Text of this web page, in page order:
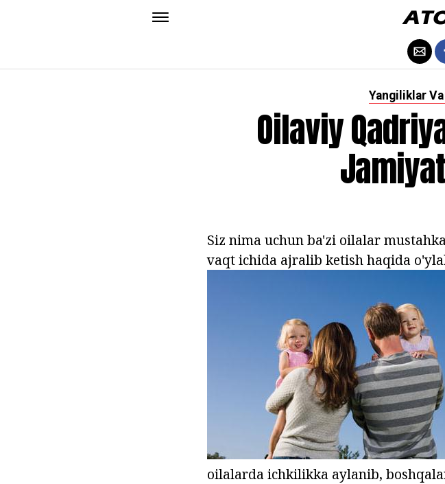
Yangiliklar
Oilaviy
Siz nima uchun ba'zi oilalar
vaqt ichida ajralib ketish haqida
oilalarda ichkilikka aylanib,